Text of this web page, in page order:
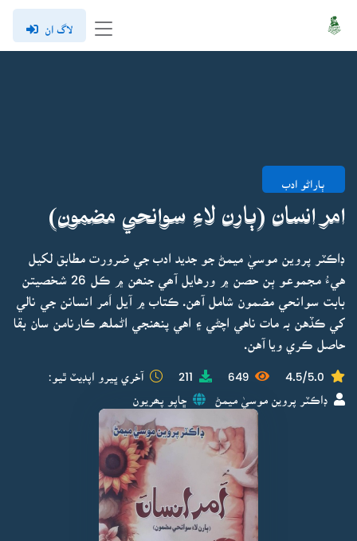
لاگ ان
ٻاراڻو ادب
امر انسان (ٻارن لاءِ سوانحي مضمون)
ڊاڪٽر پروين موسيٰ ميمڻ جو جديد ادب جي ضرورت مطابق لکيل
بابت سوانحي مضمون شامل آھن. ڪتاب ۾ آيل اَمر انسانن جي نالي
کي ڪڏهن بہ مات ناهي اچڻي ۽ اهي پنھنجي اڻملھہ ڪارنامن سان بقا
حاصل ڪري ويا آهن.
4.5/5.0
649
211 آخري ڀيرو اپڊيٽ ٿيو:
ڊاڪٽر پروين موسيٰ ميمڻ ڇاپو پھريون